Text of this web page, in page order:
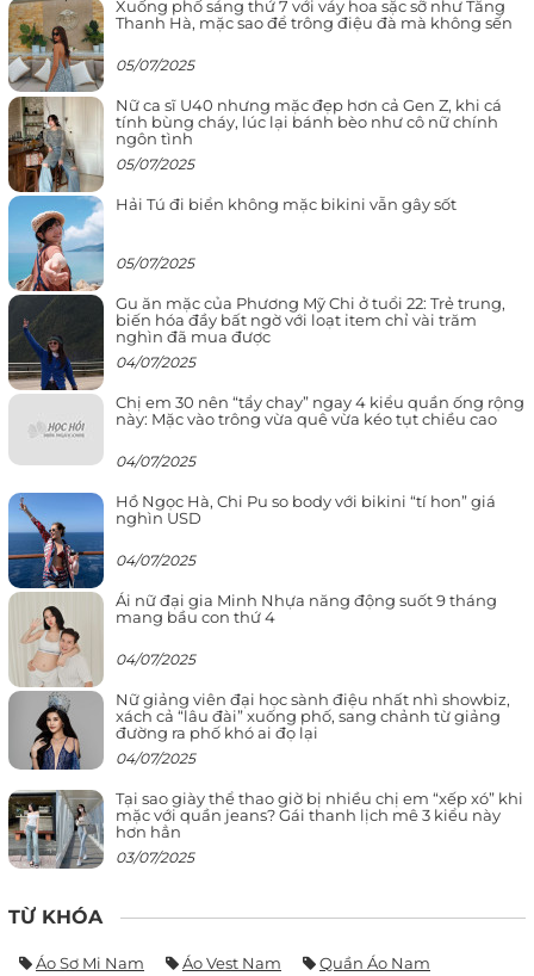
Xuống phố sáng thứ 7 với váy hoa sặc sỡ như Tăng
Thanh Hà, mặc sao để trông điệu đà mà không sến
05/07/2025
Nữ ca sĩ U40 nhưng mặc đẹp hơn cả Gen Z, khi cá
tính bùng cháy, lúc lại bánh bèo như cô nữ chính
ngôn tình
05/07/2025
Hải Tú đi biển không mặc bikini vẫn gây sốt
05/07/2025
Gu ăn mặc của Phương Mỹ Chi ở tuổi 22: Trẻ trung,
biến hóa đầy bất ngờ với loạt item chỉ vài trăm
nghìn đã mua được
04/07/2025
Chị em 30 nên “tẩy chay” ngay 4 kiểu quần ống rộng
này: Mặc vào trông vừa quê vừa kéo tụt chiều cao
04/07/2025
Hồ Ngọc Hà, Chi Pu so body với bikini “tí hon” giá
nghìn USD
04/07/2025
Ái nữ đại gia Minh Nhựa năng động suốt 9 tháng
mang bầu con thứ 4
04/07/2025
Nữ giảng viên đại học sành điệu nhất nhì showbiz,
xách cả “lâu đài” xuống phố, sang chảnh từ giảng
đường ra phố khó ai đọ lại
04/07/2025
Tại sao giày thể thao giờ bị nhiều chị em “xếp xó” khi
mặc với quần jeans? Gái thanh lịch mê 3 kiểu này
hơn hẳn
03/07/2025
TỪ KHÓA
Áo Sơ Mi Nam Áo Vest Nam Quần Áo Nam